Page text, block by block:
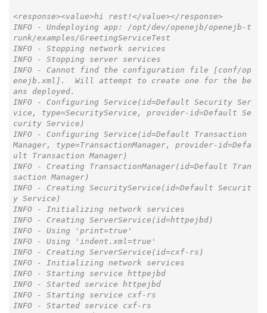
<response><value>hi rest!</value></response>
INFO - Undeploying app: /opt/dev/openejb/openejb-t
runk/examples/GreetingServiceTest
INFO - Stopping network services
INFO - Stopping server services
INFO - Cannot find the configuration file [conf/op
enejb.xml].  Will attempt to create one for the be
ans deployed.
INFO - Configuring Service(id=Default Security Ser
vice, type=SecurityService, provider-id=Default Se
curity Service)
INFO - Configuring Service(id=Default Transaction
Manager, type=TransactionManager, provider-id=Defa
ult Transaction Manager)
INFO - Creating TransactionManager(id=Default Tran
saction Manager)
INFO - Creating SecurityService(id=Default Securit
y Service)
INFO - Initializing network services
INFO - Creating ServerService(id=httpejbd)
INFO - Using 'print=true'
INFO - Using 'indent.xml=true'
INFO - Creating ServerService(id=cxf-rs)
INFO - Initializing network services
INFO - Starting service httpejbd
INFO - Started service httpejbd
INFO - Starting service cxf-rs
INFO - Started service cxf-rs